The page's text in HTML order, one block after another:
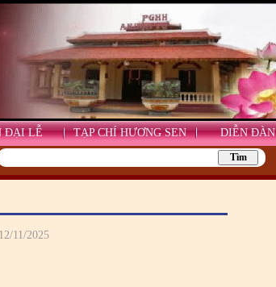
ĐẠI LỄ TẠP CHÍ HƯƠNG SEN
DIỄN ĐÀN
11/2025